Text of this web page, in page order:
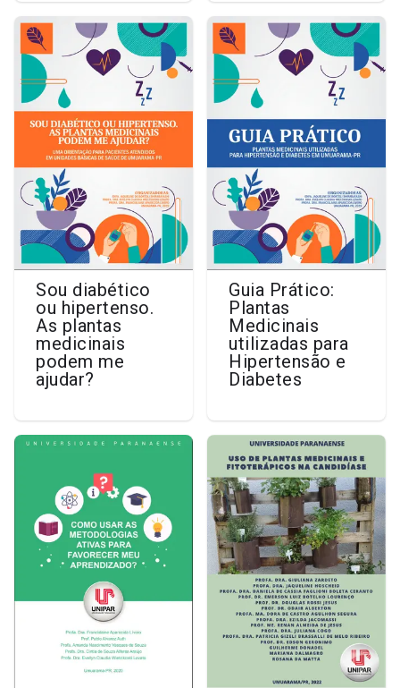
Sou diabético
ou hipertenso.
As plantas
medicinais
podem me
ajudar?
Guia Prático:
Plantas
Medicinais
utilizadas para
Hipertensão e
Diabetes